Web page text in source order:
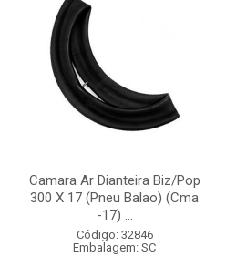
Camara Ar Dianteira Biz/Pop
300 X 17 (Pneu Balao) (Cma
-17) ...
Código: 32846
Embalagem: SC